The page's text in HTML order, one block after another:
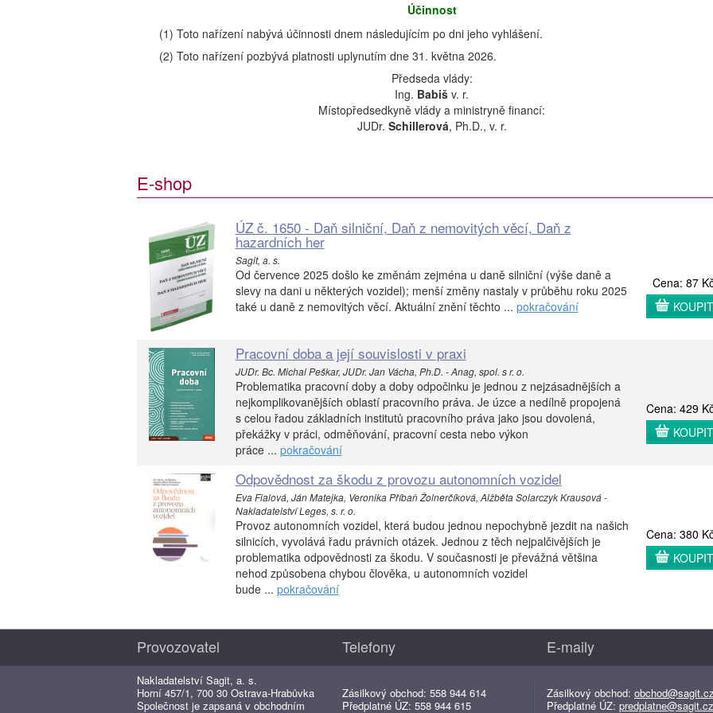
Účinnost
(1) Toto nařízení nabývá účinnosti dnem následujícím po dni jeho vyhlášení.
(2) Toto nařízení pozbývá platnosti uplynutím dne 31. května 2026.
Předseda vlády:
Ing. Babiš v. r.
Místopředsedkyně vlády a ministryně financí:
JUDr. Schillerová, Ph.D., v. r.
E-shop
ÚZ č. 1650 - Daň silniční, Daň z nemovitých věcí, Daň z
hazardních her
Sagit, a. s.
Od července 2025 došlo ke změnám zejména u daně silniční (výše daně a
slevy na dani u některých vozidel); menší změny nastaly v průběhu roku 2025
také u daně z nemovitých věcí. Aktuální znění těchto ... pokračování
Cena: 87
KOUPIT
Pracovní doba a její souvislosti v praxi
JUDr. Bc. Michal Peškar, JUDr. Jan Vácha, Ph.D. - Anag, spol. s r. o.
Problematika pracovní doby a doby odpočinku je jednou z nejzásadnějších a
nejkomplikovanějších oblastí pracovního práva. Je úzce a nedílně propojená
s celou řadou základních institutů pracovního práva jako jsou dovolená,
překážky v práci, odměňování, pracovní cesta nebo výkon
práce ... pokračování
Cena: 429
KOUPIT
Odpovědnost za škodu z provozu autonomních vozidel
Eva Fialová, Ján Matejka, Veronika Příbaň Žolnerčíková, Alžběta Solarczyk Krausová -
Nakladatelství Leges, s. r. o.
Provoz autonomních vozidel, která budou jednou nepochybně jezdit na našich
silnicích, vyvolává řadu právních otázek. Jednou z těch nejpalčivějších je
problematika odpovědnosti za škodu. V současnosti je převážná většina
nehod způsobena chybou člověka, u autonomních vozidel
bude ... pokračování
Cena: 380
KOUPIT
Provozovatel
Nakladatelství Sagit, a. s.
Horní 457/1, 700 30 Ostrava-Hrabůvka
Společnost je zapsaná v obchodním
Telefony
Zásilkový obchod: 558 944 614
Předplatné ÚZ: 558 944 615
E-maily
Zásilkový obchod:
Předplatné ÚZ: predplatne@sagit.cz